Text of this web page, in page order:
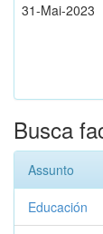
31-Mai-2023
Busca
Assunto
Educación